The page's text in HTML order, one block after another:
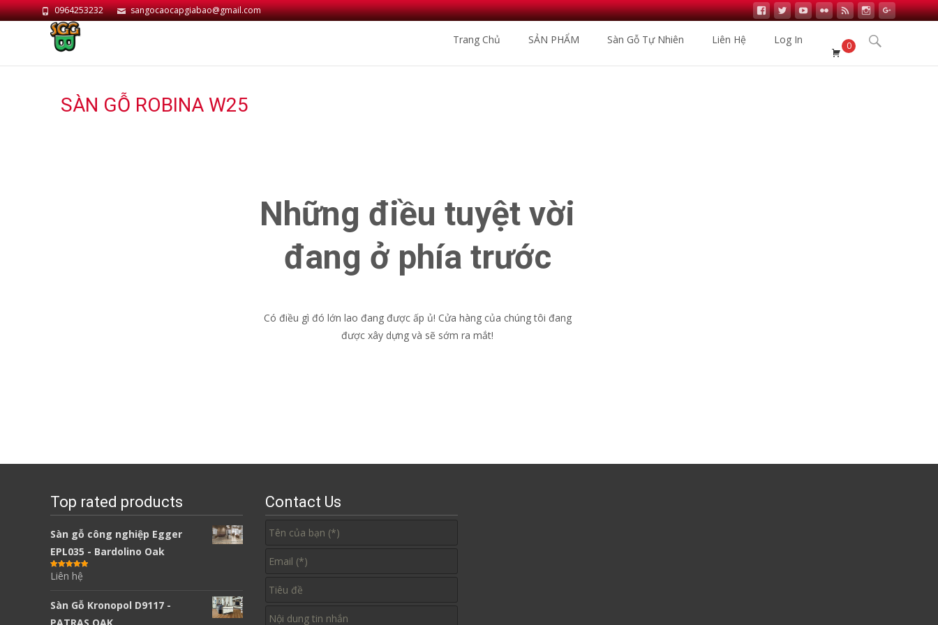
0964253232 sangocaocapgiabao@gmail.com
content
Trang Chủ SẢN PHẨM Sàn Gỗ Tự Nhiên Liên Hệ Log In 0
Search
SÀN GỖ ROBINA W25
Những điều tuyệt vời
đang ở phía trước
Có điều gì đó lớn lao đang được ấp ủ! Cửa hàng của chúng tôi đang
được xây dựng và sẽ sớm ra mắt!
Top rated products
Sàn gỗ công nghiệp Egger
EPL035 - Bardolino Oak
Được xếp
hạng 5.00 5
Liên hệ
Sàn Gỗ Kronopol D9117 -
Contact Us